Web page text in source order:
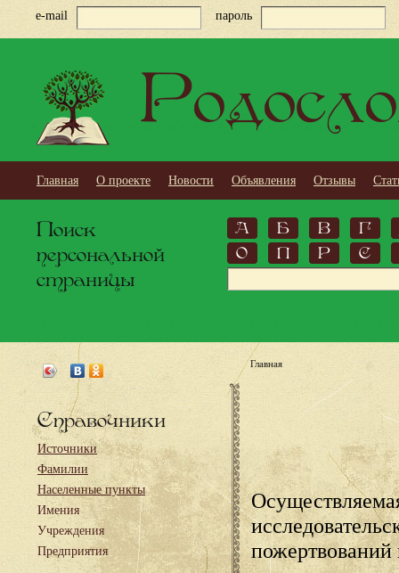
e-mail пароль
Главная О проекте Новости Объявления Отзывы
Поиск
персональной
страницы
А Б В
Г
О
П Р С
Справочники
Источники
Фамилии
Населенные пункты
Имения
Учреждения
Предприятия
Главная
пожертвований